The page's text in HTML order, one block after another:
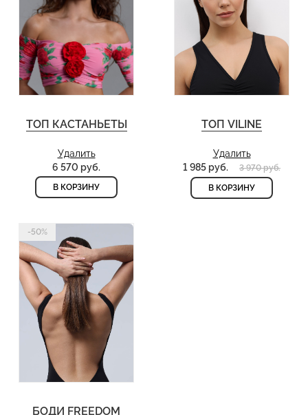
ТОП КАСТАНЬЕТЫ
Удалить
6 570 руб.
В КОРЗИНУ
ТОП VILINE
Удалить
1 985 руб.
3 970 руб.
В КОРЗИНУ
-50%
БОДИ FREEDOM